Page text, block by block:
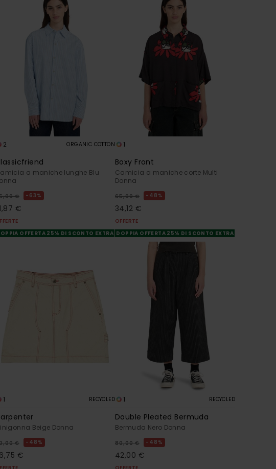
2 ORGANIC COTTON
a maniche lunghe Blu
€ 63%
€
OFFERTA 25% DI SCONTO EXTRA
1
Boxy Front
Camicia a maniche corte Multi
Donna
65,00 € 48%
34,12 €
OFFERTE
DOPPIA OFFERTA 25% DI SCONTO EXTRA
1 RECYCLED
Beige Donna
€ 48%
€
1 RECYCLED
Double Pleated Bermuda
Bermuda Nero Donna
80,00 € 48%
42,00 €